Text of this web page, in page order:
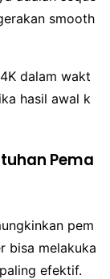
smooth
dalam wakt
hasil awal k
Pema
pem
bisa melakuka
efektif.